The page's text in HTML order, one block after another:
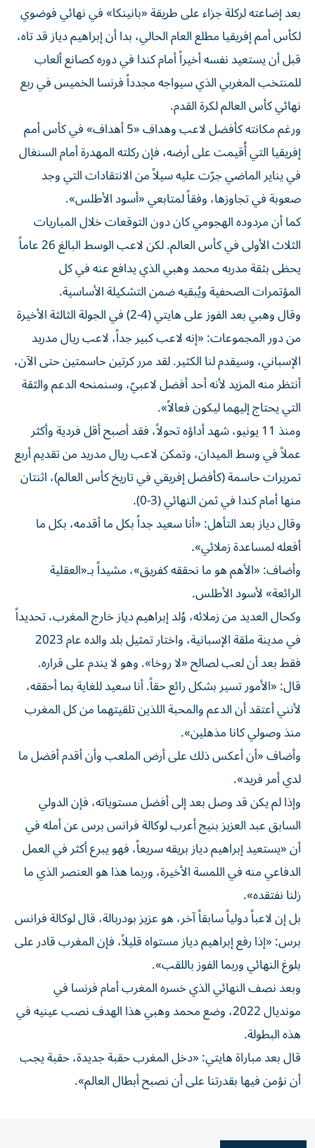
بعد إضاعته لركلة جزاء على طريقة «بانينكا» في نهائي فوضوي
لكأس أمم إفريقيا مطلع العام الحالي، بدا أن إبراهيم دياز قد تاه،
قبل أن يستعيد نفسه أخيراً أمام كندا في دوره كصانع ألعاب
للمنتخب المغربي الذي سيواجه مجدداً فرنسا الخميس في ربع
نهائي كأس العالم لكرة القدم.
ورغم مكانته كأفضل لاعب وهداف «5 أهداف» في كأس أمم
إفريقيا التي أُقيمت على أرضه، فإن ركلته المهدرة أمام السنغال
في يناير الماضي جرّت عليه سيلاً من الانتقادات التي وجد
صعوبة في تجاوزها، وفقاً لمتابعي «أسود الأطلس».
كما أن مردوده الهجومي كان دون التوقعات خلال المباريات
الثلاث الأولى في كأس العالم. لكن لاعب الوسط البالغ 26 عاماً
يحظى بثقة مدربه محمد وهبي الذي يدافع عنه في كل
المؤتمرات الصحفية ويُبقيه ضمن التشكيلة الأساسية.
وقال وهبي بعد الفوز على هايتي (4-2) في الجولة الثالثة الأخيرة
من دور المجموعات: «إنه لاعب كبير جداً، لاعب ريال مدريد
الإسباني، وسيقدم لنا الكثير. لقد مرر كرتين حاسمتين حتى الآن،
أنتظر منه المزيد لأنه أحد أفضل لاعبيّ، وسنمنحه الدعم والثقة
التي يحتاج إليهما ليكون فعالاً».
ومنذ 11 يونيو، شهد أداؤه تحولاً، فقد أصبح أقل فردية وأكثر
عملاً في وسط الميدان، وتمكن لاعب ريال مدريد من تقديم أربع
تمريرات حاسمة (كأفضل إفريقي في تاريخ كأس العالم)، اثنتان
منها أمام كندا في ثمن النهائي (3-0).
وقال دياز بعد التأهل: «أنا سعيد جداً بكل ما أقدمه، بكل ما
أفعله لمساعدة زملائي».
وأضاف: «الأهم هو ما نحققه كفريق»، مشيداً بـ«العقلية
الرائعة» لأسود الأطلس.
وكحال العديد من زملائه، وُلد إبراهيم دياز خارج المغرب، تحديداً
في مدينة ملقة الإسبانية، واختار تمثيل بلد والده عام 2023
فقط بعد أن لعب لصالح «لا روخا». وهو لا يندم على قراره.
قال: «الأمور تسير بشكل رائع حقاً. أنا سعيد للغاية بما أحققه،
لأنني أعتقد أن الدعم والمحبة اللذين تلقيتهما من كل المغرب
منذ وصولي كانا مذهلين».
وأضاف «أن أعكس ذلك على أرض الملعب وأن أقدم أفضل ما
لدي أمر فريد».
وإذا لم يكن قد وصل بعد إلى أفضل مستوياته، فإن الدولي
السابق عبد العزيز بنيج أعرب لوكالة فرانس برس عن أمله في
أن «يستعيد إبراهيم دياز بريقه سريعاً، فهو يبرع أكثر في العمل
الدفاعي منه في اللمسة الأخيرة، وربما هذا هو العنصر الذي ما
زلنا نفتقده».
بل إن لاعباً دولياً سابقاً آخر، هو عزيز بودربالة، قال لوكالة فرانس
برس: «إذا رفع إبراهيم دياز مستواه قليلاً، فإن المغرب قادر على
بلوغ النهائي وربما الفوز باللقب».
وبعد نصف النهائي الذي خسره المغرب أمام فرنسا في
مونديال 2022، وضع محمد وهبي هذا الهدف نصب عينيه في
هذه البطولة.
قال بعد مباراة هايتي: «دخل المغرب حقبة جديدة، حقبة يجب
أن نؤمن فيها بقدرتنا على أن نصبح أبطال العالم».